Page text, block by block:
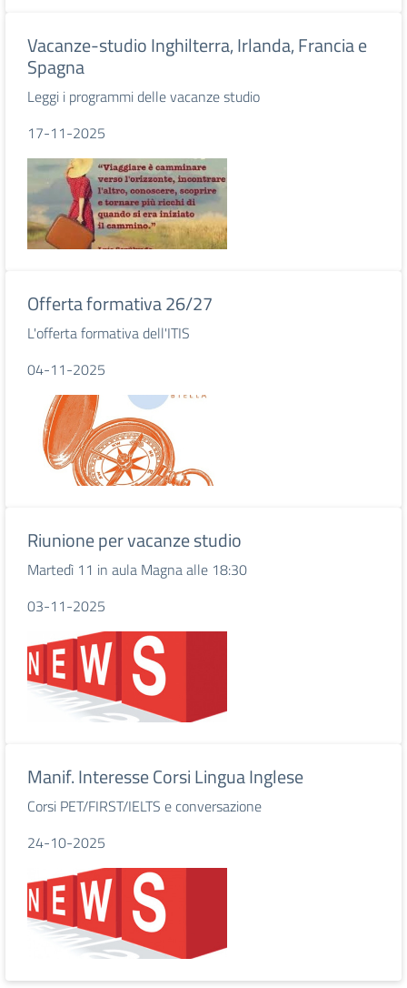
Vacanze-studio Inghilterra, Irlanda, Francia e
Spagna
Leggi i programmi delle vacanze studio
17-11-2025
Offerta formativa 26/27
L'offerta formativa dell'ITIS
04-11-2025
Riunione per vacanze studio
Martedì 11 in aula Magna alle 18:30
03-11-2025
Manif. Interesse Corsi Lingua Inglese
Corsi PET/FIRST/IELTS e conversazione
24-10-2025